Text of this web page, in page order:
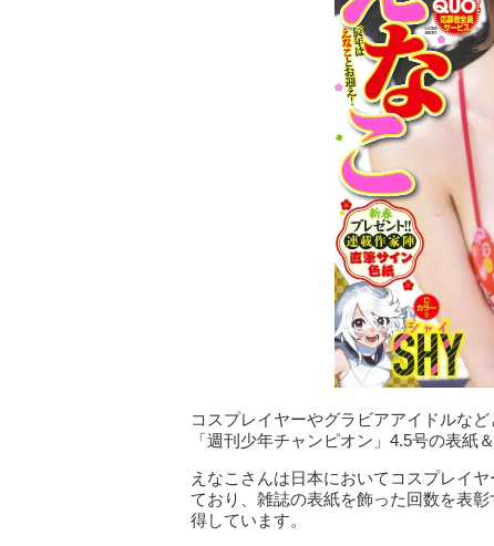
コスプレイヤーやグラビアアイドルな
「週刊少年チャンピオン」4.5号の表紙
えなこさんは日本においてコスプレイ
ており、雑誌の表紙を飾った回数を表
得しています。